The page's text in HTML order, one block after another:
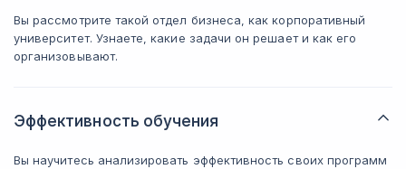
Вы рассмотрите такой отдел бизнеса, как корпоративный
университет. Узнаете, какие задачи он решает и как его
организовывают.
Эффективность обучения
Вы научитесь анализировать эффективность своих программ